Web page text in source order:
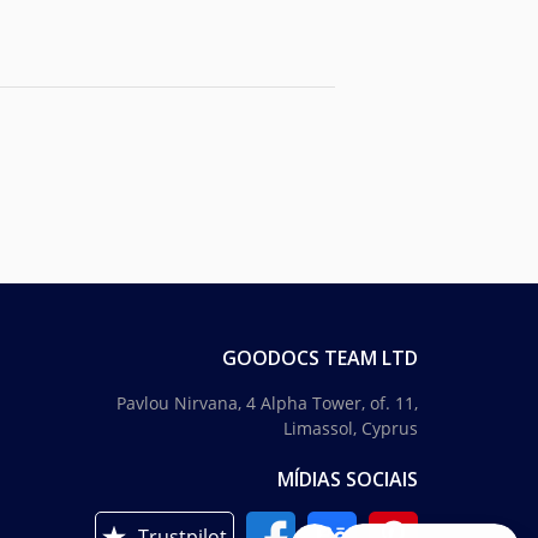
GOODOCS TEAM LTD
Pavlou Nirvana, 4 Alpha Tower, of. 11,
Limassol, Cyprus
MÍDIAS SOCIAIS